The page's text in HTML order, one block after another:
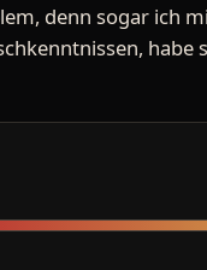
denn sogar ich
habe